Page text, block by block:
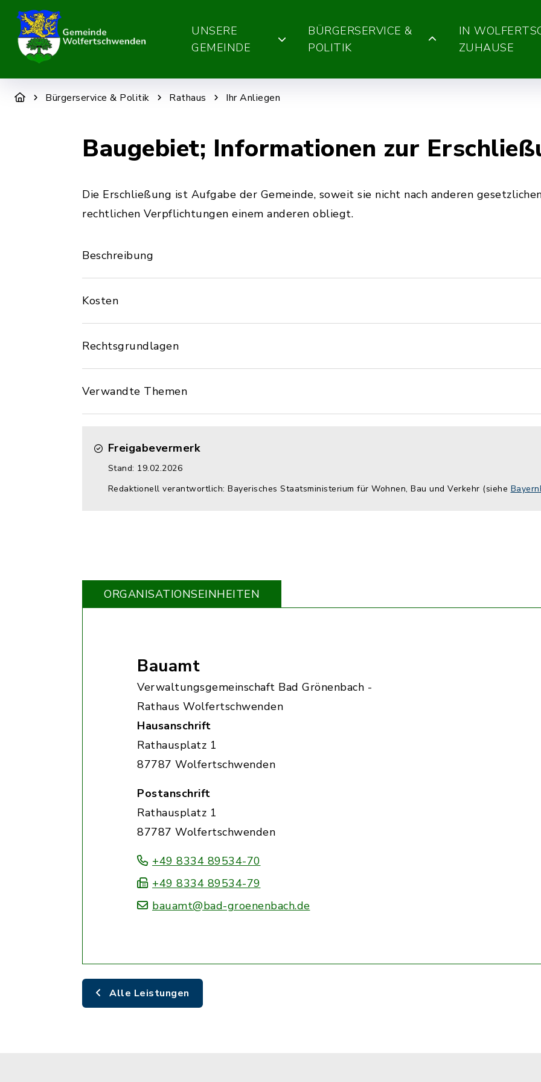
UNSERE
GEMEINDE
BÜRGERSERVICE &
POLITIK
IN
ZUHAUSE
Bürgerservice & Politik Rathaus Ihr Anliegen
Baugebiet; Informationen zur
Die Erschließung ist Aufgabe der Gemeinde, soweit sie nicht nach anderen
rechtlichen Verpflichtungen einem anderen obliegt.
Beschreibung
Kosten
Rechtsgrundlagen
Verwandte Themen
Freigabevermerk
Stand: 19.02.2026
Redaktionell verantwortlich: Bayerisches Staatsministerium für Wohnen, Bau und Verkehr (siehe
ORGANISATIONS­EINHEITEN
Bauamt
Verwaltungsgemeinschaft Bad Grönenbach -
Rathaus Wolfertschwenden
Hausanschrift
Rathausplatz 1
87787 Wolfertschwenden
Postanschrift
Rathausplatz 1
87787 Wolfertschwenden
+49 8334 89534-70
+49 8334 89534-79
bauamt@bad-groenenbach.de
Alle Leistungen